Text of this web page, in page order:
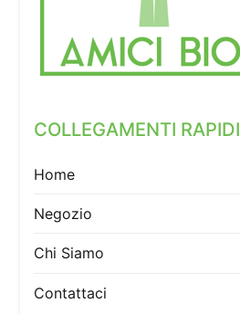
COLLEGAMENTI RAPIDI
Home
Negozio
Chi Siamo
Contattaci